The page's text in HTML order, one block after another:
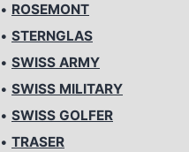
• ROSEMONT
• STERNGLAS
• SWISS ARMY
• SWISS MILITARY
• SWISS GOLFER
• TRASER